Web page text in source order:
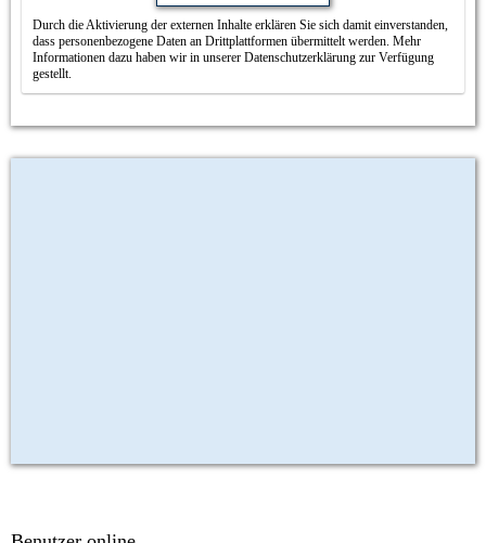
Durch die Aktivierung der externen Inhalte erklären Sie sich damit einverstanden,
dass personenbezogene Daten an Drittplattformen übermittelt werden. Mehr
Informationen dazu haben wir in unserer Datenschutzerklärung zur Verfügung
gestellt.